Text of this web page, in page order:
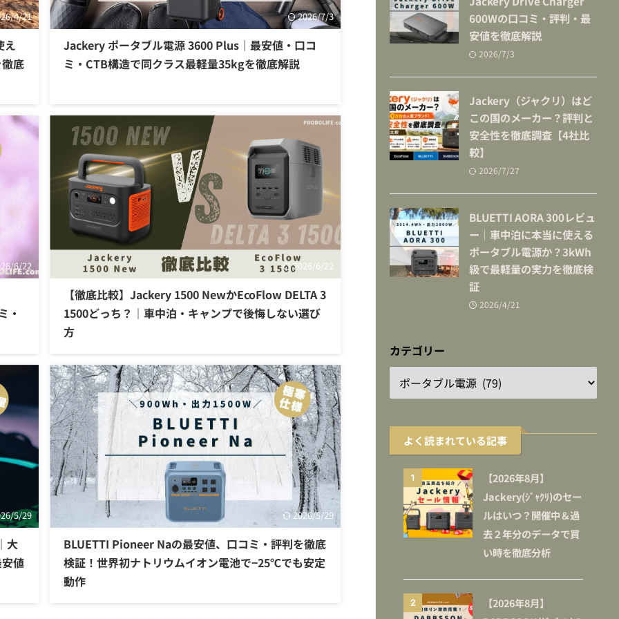
4/21
え
底
2026/7/3
Jackery ポータブル電源 3600 Plus｜最安値・口コ
ミ・CTB構造で同クラス最軽量35kgを徹底解説
6/22
・
2026/6/22
【徹底比較】Jackery 1500 NewかEcoFlow DELTA 3
1500どっち？｜車中泊・キャンプで後悔しない選び
方
5/29
大
値
2026/5/29
BLUETTI Pioneer Naの最安値、口コミ・評判を徹底
検証！世界初ナトリウムイオン電池で−25℃でも安定
動作
600Wの口コミ・評判・最
安値を徹底解説
2026/7/3
Jackery（ジャクリ）はど
この国のメーカー？評判と
安全性を徹底調査【4社比
較】
2026/7/27
BLUETTI AORA 300レビュ
ー｜車中泊に本当に使える
ポータブル電源か？3kWh
級で最軽量の実力を徹底検
証
2026/4/21
カテゴリー
よく読まれている記事
1
【2026年8月】
Jackery(ｼﾞｬｸﾘ)のセー
ルはいつ？開催中＆過
去２年分のデータで買
い時を徹底分析
2
【2026年8月】